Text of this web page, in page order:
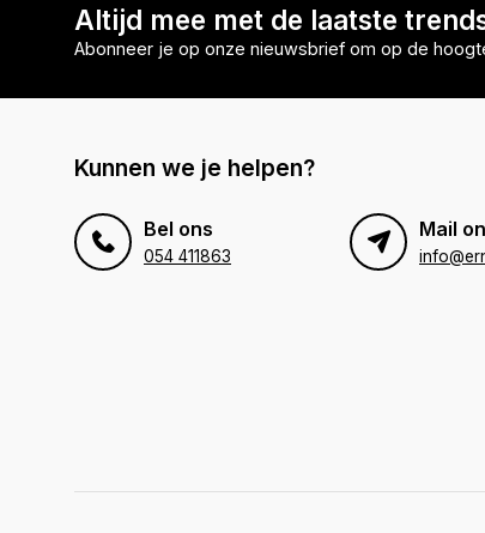
Altijd mee met de laatste
Abonneer je op onze nieuwsbrief om op de
Kunnen we je helpen?
Bel ons
054 411863
Mail